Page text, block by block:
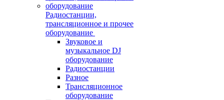
Радиостанции,
трансляционное и прочее
оборудование
Звуковое и
музыкальное DJ
оборудование
Радиостанции
Разное
Трансляционное
оборудование